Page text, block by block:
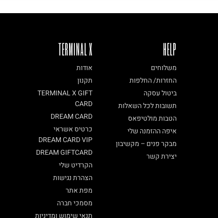
TERMINAL X
אודות
תקנון
TERMINAL X GIFT
CARD
DREAM CARD
כרטיס אשראי
DREAM CARD VIP
DREAM GIFTCARD
הקרדיט שלי
הצהרת נגישות
מפת אתר
מסמכי חברה
תנאי שימוש ומדיניות
HELP
משלוחים
החזרות/ החלפות
ביטול עסקה
תשובות לכל השאלות
הטבות מולטיפאס
איפה ההזמנה שלי
מבקר פנים – מקשיבון
יצירת קשר